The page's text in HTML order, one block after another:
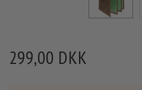
299,00 DKK